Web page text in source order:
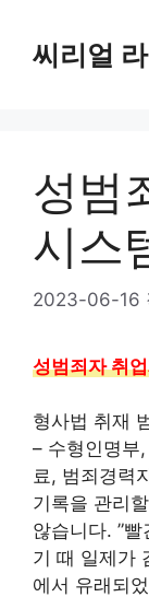
씨리얼
성범
시스
2023-06-16
성범죄자 취
형사법 취재
– 수형인명부
료, 범죄경력
기록을 관리
않습니다. ”
기 때 일제가
에서 유래되